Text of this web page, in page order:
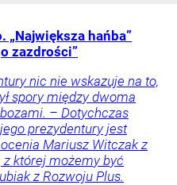
„Największa hańba”
zazdrości”
nic nie wskazuje na to,
spory między dwoma
– Dotychczas
prezydentury jest
Mariusz Witczak z
z której możemy być
z Rozwoju Plus.